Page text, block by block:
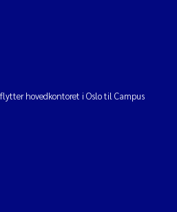
hovedkontoret i Oslo til Campus